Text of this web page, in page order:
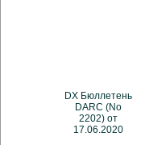
DX Бюллетень
DARC (No
2202) от
17.06.2020